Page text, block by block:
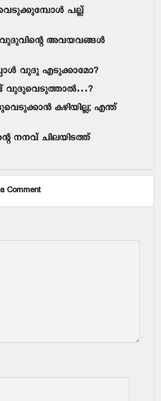
പല്ല്
അവയവങ്ങള്‍
വുദു എടുക്കാമോ?
വുദുവെടുത്താല്‍…?
കഴിയില്ല; എന്ത്
നനവ് ചിലയിടത്ത്
Comment